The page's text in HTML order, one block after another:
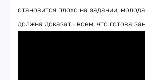
становится плохо на задании,
должна доказать всем, что готова